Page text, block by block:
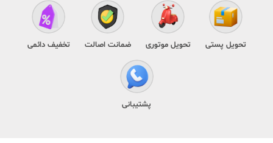
تحویل پستی تحویل موتوری ضمانت اصالت تخفیف دائمی
پشتیبانی